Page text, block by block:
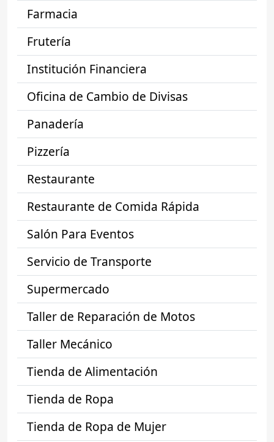
Farmacia
Frutería
Institución Financiera
Oficina de Cambio de Divisas
Panadería
Pizzería
Restaurante
Restaurante de Comida Rápida
Salón Para Eventos
Servicio de Transporte
Supermercado
Taller de Reparación de Motos
Taller Mecánico
Tienda de Alimentación
Tienda de Ropa
Tienda de Ropa de Mujer